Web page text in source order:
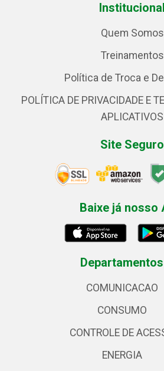
Institucional
Quem Somos
Treinamentos
Política de Troca e
POLÍTICA DE PRIVACIDADE E
APLICATIVOS
Site Seguro
Baixe já nosso
Departamentos
COMUNICACAO
CONSUMO
CONTROLE DE
ENERGIA